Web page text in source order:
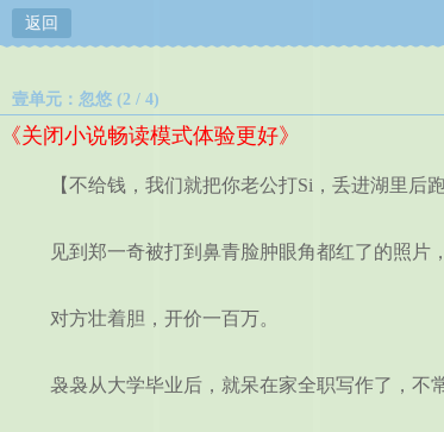
返回
壹单元：忽悠 (2 / 4)
《关闭小说畅读模式体验更好》
【不给钱，我们就把你老公打Si，丢进湖里后跑
见到郑一奇被打到鼻青脸肿眼角都红了的照片
对方壮着胆，开价一百万。
袅袅从大学毕业后，就呆在家全职写作了，不常